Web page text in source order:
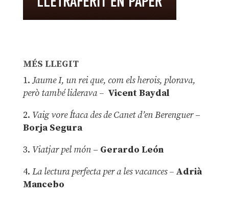
MÉS LLEGIT
1.Jaume I, un rei que, com els herois, plorava,
però també liderava – Vicent Baydal
2. Vaig vore Ítaca des de Canet d’en Berenguer–
Borja Segura
3. Viatjar pel món – Gerardo León
4. La lectura perfecta per a les vacances –Adrià
Mancebo